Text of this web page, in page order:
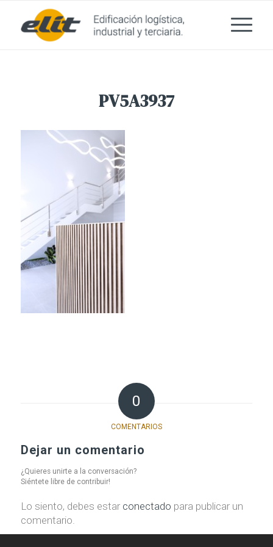
PV5A3937
0
COMENTARIOS
Dejar un comentario
¿Quieres unirte a la conversación?
Siéntete libre de contribuir!
Lo siento, debes estar conectado para publicar un
comentario.